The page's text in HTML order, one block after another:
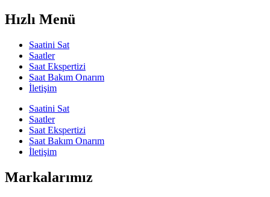
Hızlı Menü
Saatini Sat
Saatler
Saat Ekspertizi
Saat Bakım Onarım
İletişim
Saatini Sat
Saatler
Saat Ekspertizi
Saat Bakım Onarım
İletişim
Markalarımız